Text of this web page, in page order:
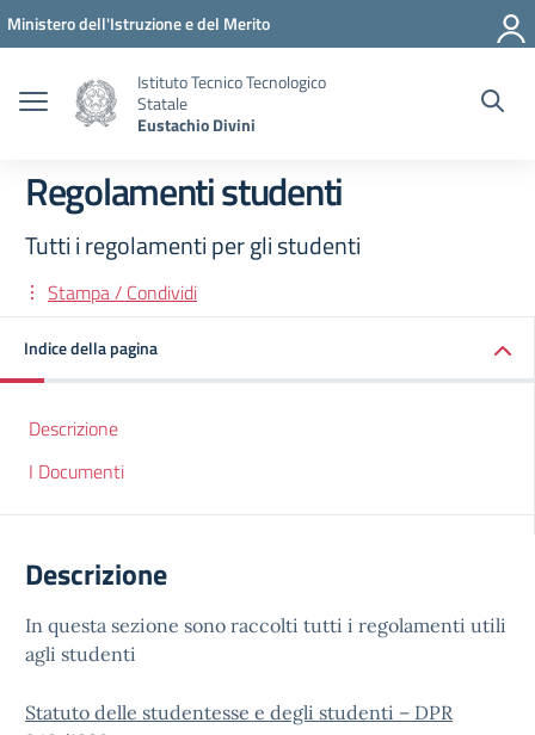
Vai ai contenuti
Vai al menu di navigazione
Vai al footer
Ministero dell'Istruzione e del Merito
Istituto Tecnico Tecnologico
Statale
Eustachio Divini
Regolamenti studenti
Tutti i regolamenti per gli studenti
Stampa / Condividi
Indice della pagina
Descrizione
I Documenti
Descrizione
In questa sezione sono raccolti tutti i regolamenti utili
agli studenti
Statuto delle studentesse e degli studenti – DPR